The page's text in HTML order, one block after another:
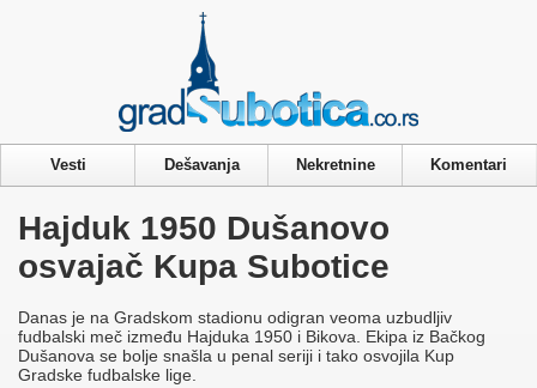
Vesti Dešavanja Nekretnine Komentari
Hajduk 1950 Dušanovo
osvajač Kupa Subotice
Danas je na Gradskom stadionu odigran veoma uzbudljiv
fudbalski meč između Hajduka 1950 i Bikova. Ekipa iz Bačkog
Dušanova se bolje snašla u penal seriji i tako osvojila Kup
Gradske fudbalske lige.
Privacy & Cookies Policy